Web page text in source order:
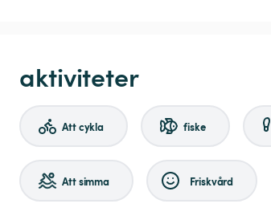
aktiviteter
Att cykla fiske
Att simma Friskvård